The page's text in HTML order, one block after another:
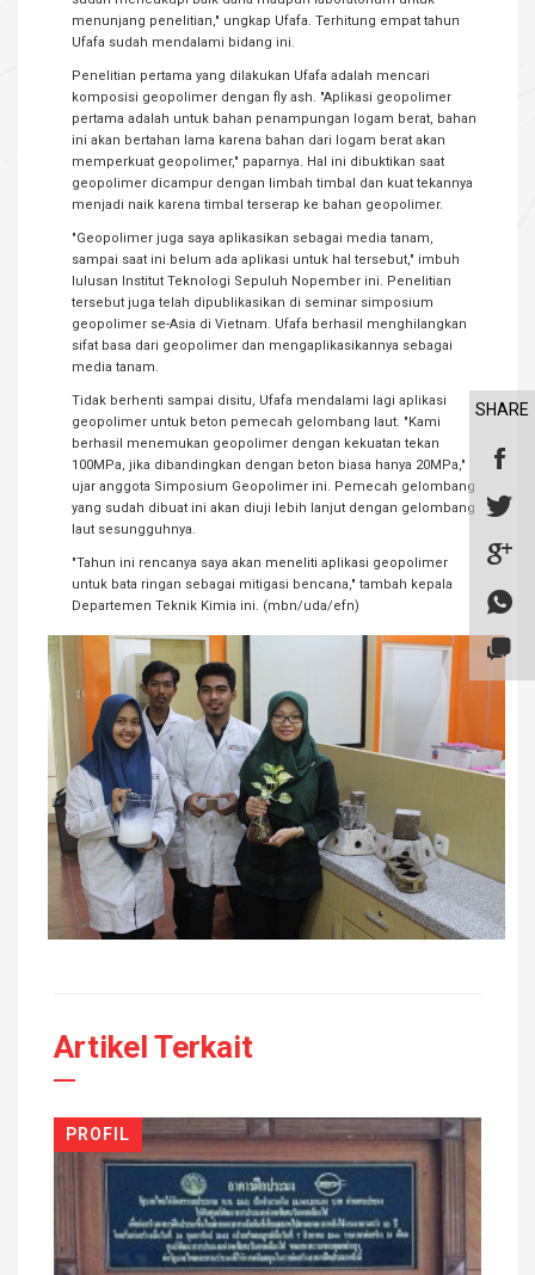
SHARE
menunjang penelitian," ungkap Ufafa. Terhitung empat tahun
Ufafa sudah mendalami bidang ini.
Penelitian pertama yang dilakukan Ufafa adalah mencari
komposisi geopolimer dengan fly ash. "Aplikasi geopolimer
pertama adalah untuk bahan penampungan logam berat, bahan
ini akan bertahan lama karena bahan dari logam berat akan
memperkuat geopolimer," paparnya. Hal ini dibuktikan saat
geopolimer dicampur dengan limbah timbal dan kuat tekannya
menjadi naik karena timbal terserap ke bahan geopolimer.
"Geopolimer juga saya aplikasikan sebagai media tanam,
sampai saat ini belum ada aplikasi untuk hal tersebut," imbuh
lulusan Institut Teknologi Sepuluh Nopember ini. Penelitian
tersebut juga telah dipublikasikan di seminar simposium
geopolimer se-Asia di Vietnam. Ufafa berhasil menghilangkan
sifat basa dari geopolimer dan mengaplikasikannya sebagai
media tanam.
Tidak berhenti sampai disitu, Ufafa mendalami lagi aplikasi
geopolimer untuk beton pemecah gelombang laut. "Kami
berhasil menemukan geopolimer dengan kekuatan tekan
100MPa, jika dibandingkan dengan beton biasa hanya 20MPa,"
ujar anggota Simposium Geopolimer ini. Pemecah gelombang
yang sudah dibuat ini akan diuji lebih lanjut dengan gelombang
laut sesungguhnya.
"Tahun ini rencanya saya akan meneliti aplikasi geopolimer
untuk bata ringan sebagai mitigasi bencana," tambah kepala
Departemen Teknik Kimia ini. (mbn/uda/efn)
Artikel Terkait
PROFIL